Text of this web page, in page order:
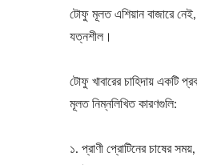
টোফু মূলত এশিয়ান বাজারে
যত্নশীল।
টোফু খাবারের চাহিদায় একটি
মূলত নিম্নলিখিত কারণগুলি:
১. প্রাণী প্রোটিনের চাষের